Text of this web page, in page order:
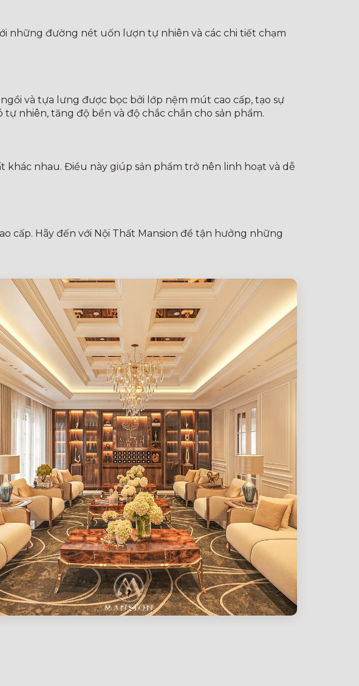
những đường nét uốn lượn tự nhiên và các chi tiết chạm
và tựa lưng được bọc bởi lớp nệm mút cao cấp, tạo sự
nhiên, tăng độ bền và độ chắc chắn cho sản phẩm.
nhau. Điều này giúp sản phẩm trở nên linh hoạt và dễ
cấp. Hãy đến với Nội Thất Mansion để tận hưởng những